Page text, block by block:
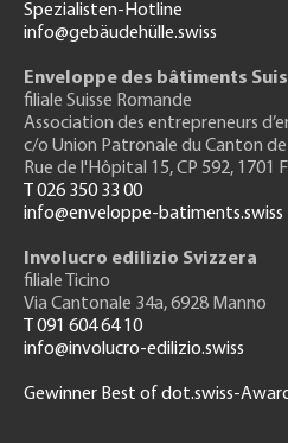
Spezialisten-Hotline
info@gebäudehülle.swiss
Enveloppe des bâtiments
filiale Suisse Romande
Association des entrepreneurs
c/o Union Patronale du Canton
Rue de l'Hôpital 15, CP 592, 1701
T 026 350 33 00
info@enveloppe-batiments.swiss
Involucro edilizio Svizzera
filiale Ticino
Via Cantonale 34a, 6928 Manno
T 091 604 64 10
info@involucro-edilizio.swiss
Gewinner Best of dot.swiss-